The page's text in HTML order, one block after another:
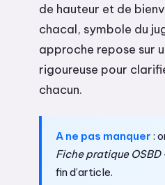
de hauteur et de
chacal, symbole du
approche repose sur
rigoureuse pour
chacun.
A ne pas manquer :
Fiche pratique OSBD
fin d’article.